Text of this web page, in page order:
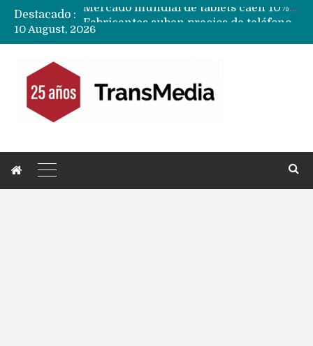
Destacado :
Fabricantes suben precios de teléfonos y ganan más dinero en un mercado donde Xiaomi alerta por no mejorar ventas
10 August, 2026